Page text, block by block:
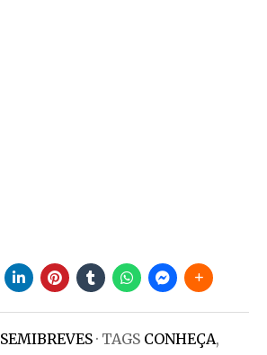
SEMIBREVES · TAGS CONHEÇA,